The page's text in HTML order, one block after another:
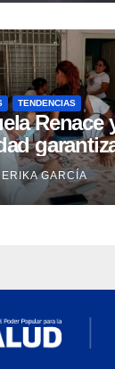
TENDENCIAS
Renace
ERIKA GARCÍA